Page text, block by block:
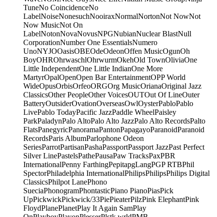
TuneNo CoincidenceNo
LabelNoiseNonesuchNooiraxNormalNortonNot NowNot
Now MusicNot On
LabelNotonNovaNovusNPGNubianNuclear BlastNull
CorporationNumber One EssentialsNumero
UnoNYJOOasisOBEOdeOdeonOffen MusicOgunOh
BoyOHROhrwaschlOhrwurmOkehOld TownOliviaOne
Little IndependentOne Little IndianOne More
MartyrOpalOpenOpen Bar EntertainmentOPP World
WideOpusOrbisOrfeoORGOrg MusicOrianaOriginal Jazz
ClassicsOther PeopleOther VoicesOUTOut Of LineOuter
BatteryOutsiderOvationOverseasOwlOysterPabloPablo
LivePablo TodayPacific JazzPaddle WheelPaisley
ParkPaladynPalo AltoPalo Alto JazzPalo Alto RecordsPalto
FlatsPanegyricPanoramaPantonPapagayoParanoidParanoid
RecordsParis AlbumParlophone Odeon
SeriesParrotPartisanPashaPassportPassport JazzPast Perfect
Silver LinePastelsPathePausaPaw TracksPaxPBR
InternationalPenny FarthingPepitapgLangPGP RTBPhil
SpectorPhiladelphia InternationalPhilipsPhilipsPhilips Digital
ClassicsPhilpot LanePhono
SueciaPhonogramPhontasticPiano PianoPiasPick
UpPickwickPickwick/33PiePieaterPilzPink ElephantPink
FloydPlanePlanetPlay It Again SamPlay